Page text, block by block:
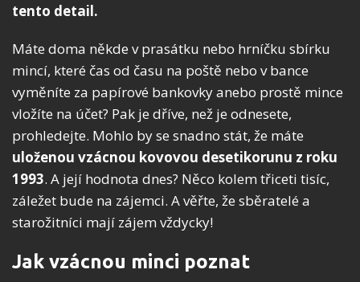
tento detail.
Máte doma někde v prasátku nebo hrníčku sbírku
mincí, které čas od času na poště nebo v bance
vyměníte za papírové bankovky anebo prostě mince
vložíte na účet? Pak je dříve, než je odnesete,
prohledejte. Mohlo by se snadno stát, že máte
uloženou vzácnou kovovou desetikorunu z roku
1993. A její hodnota dnes? Něco kolem třiceti tisíc,
záležet bude na zájemci. A věřte, že sběratelé a
starožitníci mají zájem vždycky!
Jak vzácnou minci poznat